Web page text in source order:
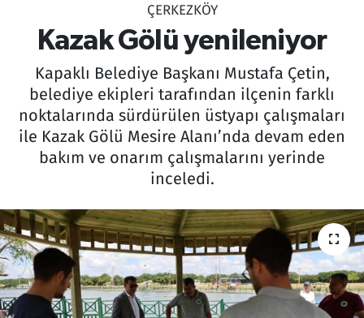
ÇERKEZKÖY
Kazak Gölü yenileniyor
Kapaklı Belediye Başkanı Mustafa Çetin,
belediye ekipleri tarafından ilçenin farklı
noktalarında sürdürülen üstyapı çalışmaları
ile Kazak Gölü Mesire Alanı’nda devam eden
bakım ve onarım çalışmalarını yerinde
inceledi.
Tekirdağ
Asayiş
Ekonomi
Siyaset
Foto Galeri
Ekonomi
Ergene
Gündem
Kapaklı
Kırklareli
Tekirdağ Trafik Yoğunluk Haritası
Süper Lig Puan Durumu ve Fikstür
Tüm Manşetler
Son Dakika Haberleri